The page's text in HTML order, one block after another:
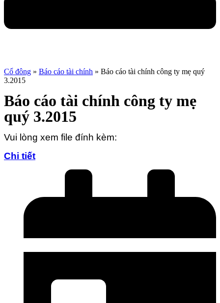
Cổ đông » Báo cáo tài chính » Báo cáo tài chính công ty mẹ quý
3.2015
Báo cáo tài chính công ty mẹ
quý 3.2015
Vui lòng xem file đính kèm:
Chi tiết